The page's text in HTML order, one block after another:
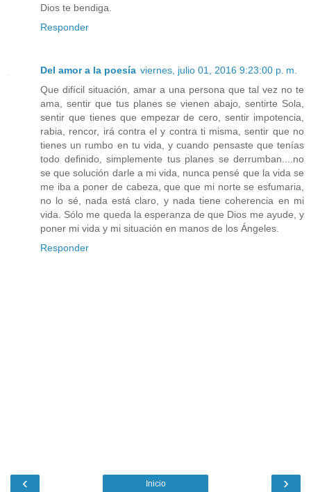
Dios te bendiga.
Responder
Del amor a la poesía viernes, julio 01, 2016 9:23:00 p. m.
Que difícil situación, amar a una persona que tal vez no te
ama, sentir que tus planes se vienen abajo, sentirte Sola,
sentir que tienes que empezar de cero, sentir impotencia,
rabia, rencor, irá contra el y contra ti misma, sentir que no
tienes un rumbo en tu vida, y cuando pensaste que tenías
todo definido, simplemente tus planes se derrumban....no
se que solución darle a mi vida, nunca pensé que la vida se
me iba a poner de cabeza, que que mi norte se esfumaria,
no lo sé, nada está claro, y nada tiene coherencia en mi
vida. Sólo me queda la esperanza de que Dios me ayude, y
poner mi vida y mi situación en manos de los Ángeles.
Responder
‹ ›
Inicio